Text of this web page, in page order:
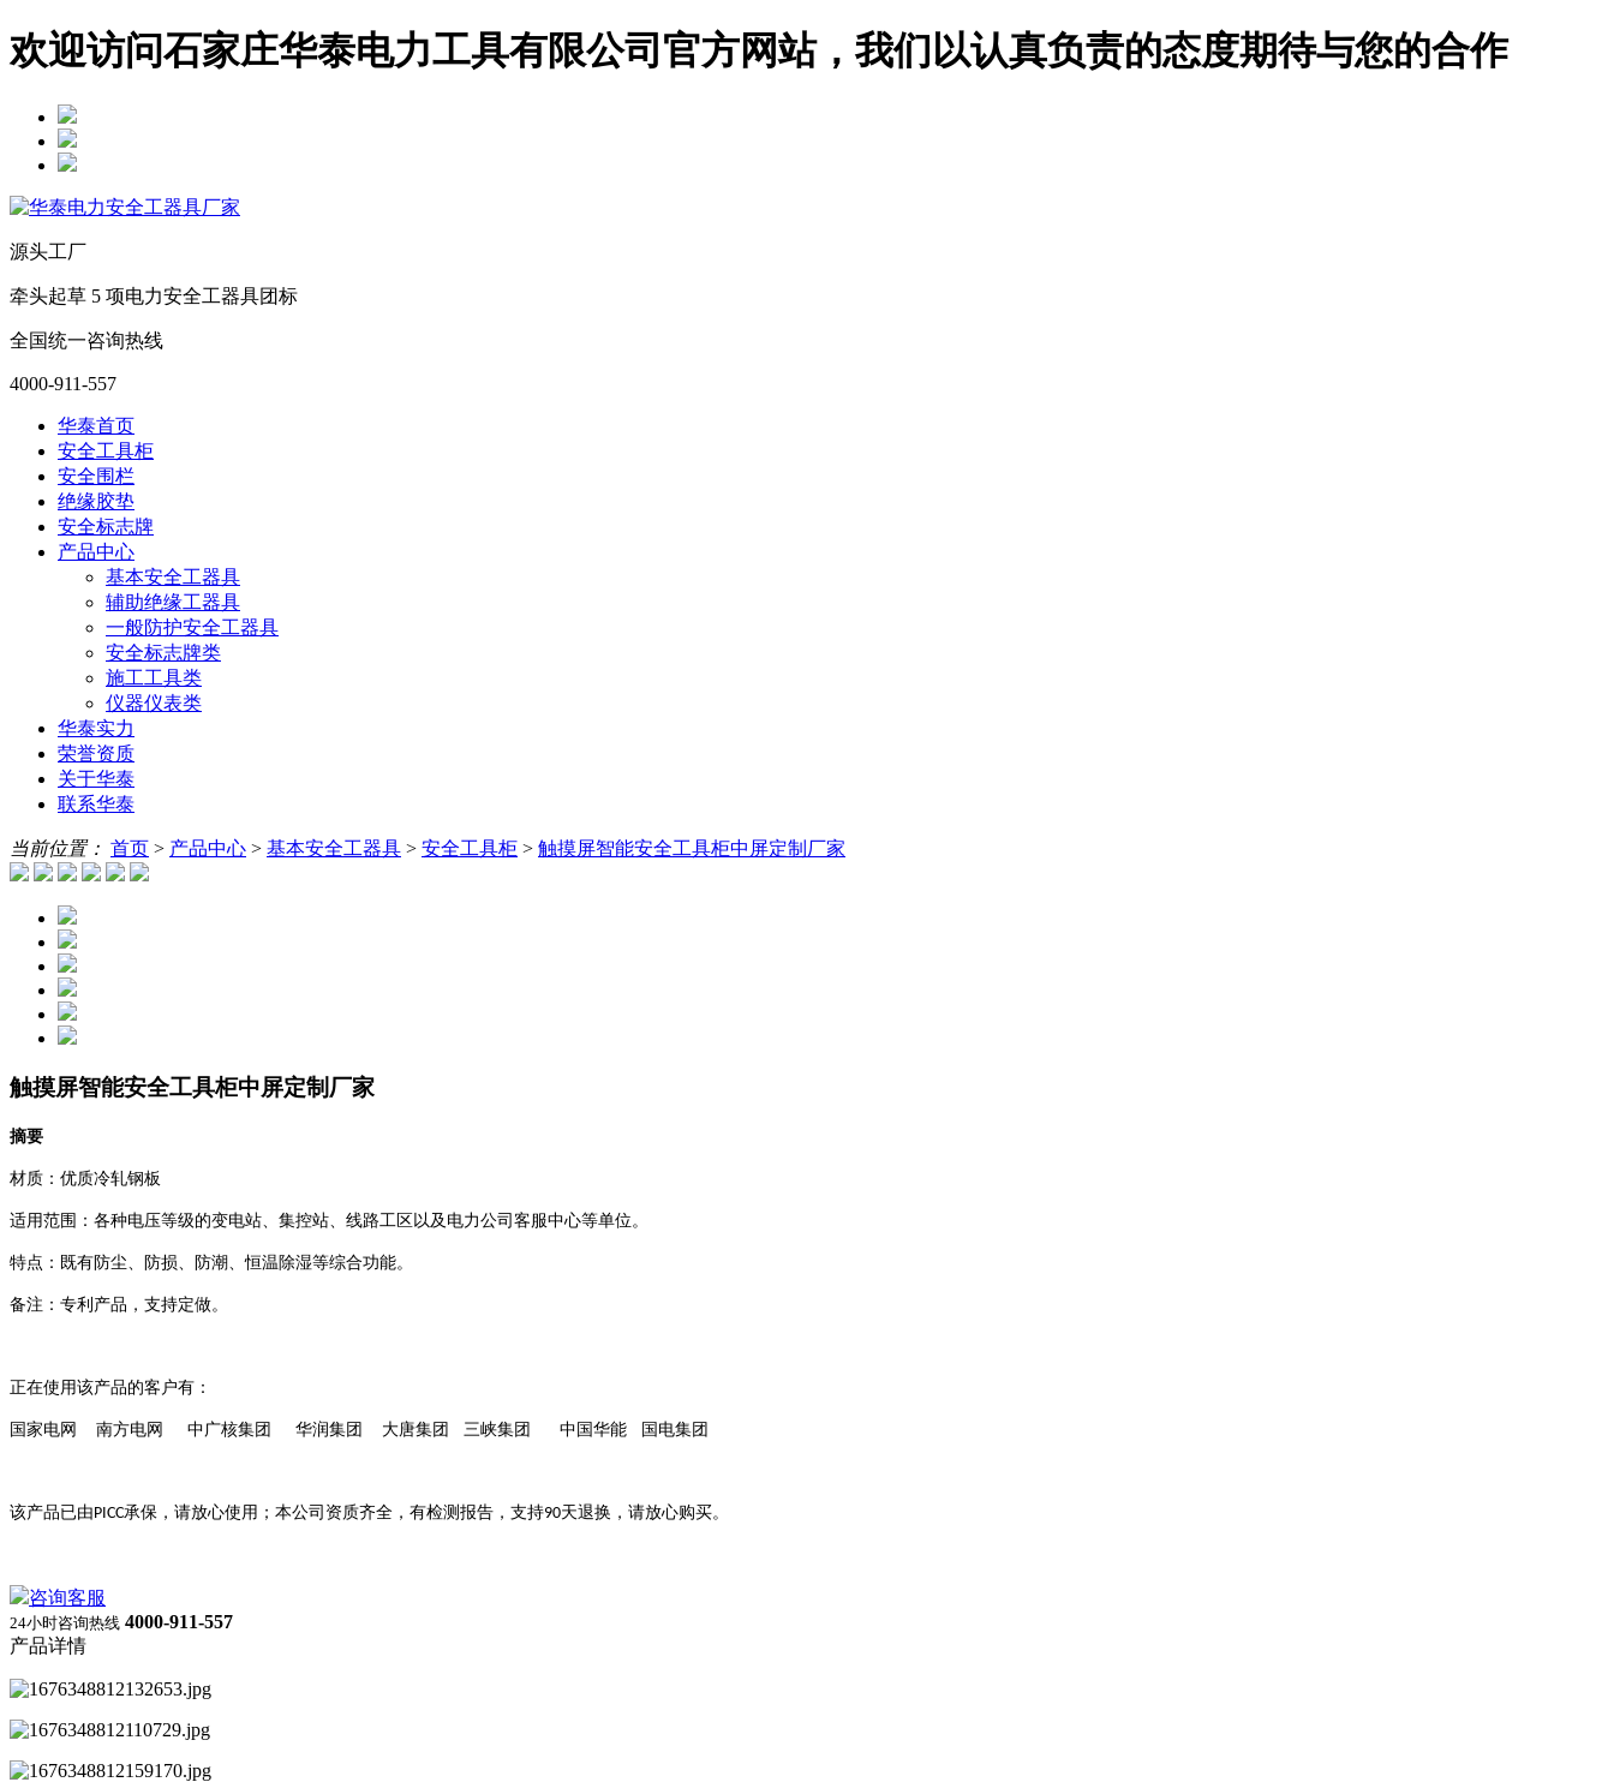
欢迎访问石家庄华泰电力工具有限公司官方网站，我们以认真负责的态度期待与您的合作
源头工厂
牵头起草 5 项电力安全工器具团标
全国统一咨询热线
4000-911-557
华泰首页
安全工具柜
安全围栏
绝缘胶垫
安全标志牌
产品中心
基本安全工器具
辅助绝缘工器具
一般防护安全工器具
安全标志牌类
施工工具类
仪器仪表类
华泰实力
荣誉资质
关于华泰
联系华泰
当前位置： 首页 > 产品中心 > 基本安全工器具 > 安全工具柜 > 触摸屏智能安全工具柜中屏定制厂家
触摸屏智能安全工具柜中屏定制厂家
摘要
材质：优质冷轧钢板
适用范围：各种电压等级的变电站、集控站、线路工区以及电力公司客服中心等单位。
特点：既有防尘、防损、防潮、恒温除湿等综合功能。
备注：专利产品，支持定做。
正在使用该产品的客户有：
国家电网 南方电网 中广核集团 华润集团 大唐集团 三峡集团 中国华能 国电集团
该产品已由PICC承保，请放心使用；本公司资质齐全，有检测报告，支持90天退换，请放心购买。
咨询客服
24小时咨询热线 4000-911-557
产品详情